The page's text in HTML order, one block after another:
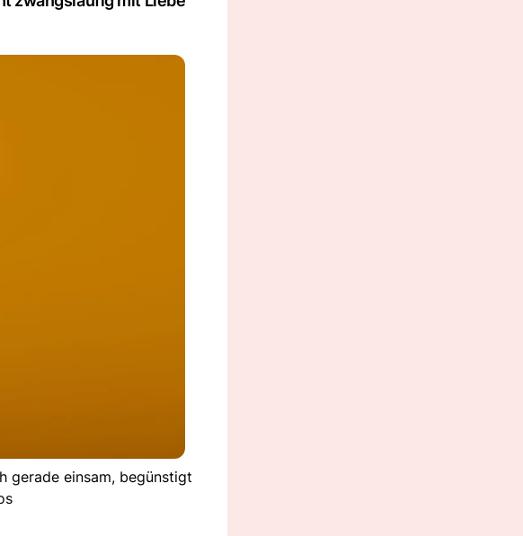
gerade einsam, begünstigt